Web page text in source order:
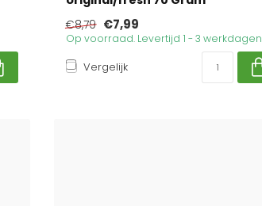
€8,79 €7,99
Op voorraad. Levertijd 1 - 3 werkdagen
Vergelijk